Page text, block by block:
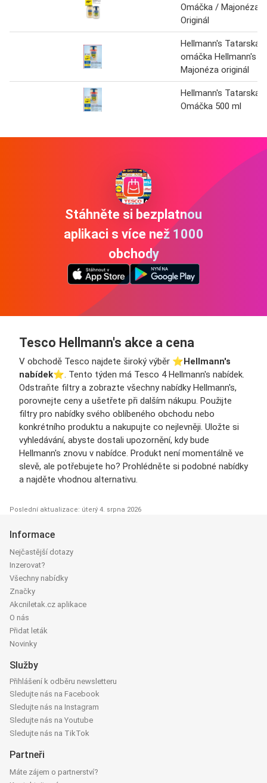
Omáčka / Majonéza
Originál
Hellmann's Tatarská
omáčka Hellmann's
Majonéza originál
Hellmann's Tatarská
Omáčka 500 ml
Stáhněte si bezplatnou
aplikaci s více než 1000
obchody
Tesco Hellmann's akce a cena
V obchodě Tesco najdete široký výběr ⭐️Hellmann's
nabídek⭐️. Tento týden má Tesco 4 Hellmann's nabídek.
Odstraňte filtry a zobrazte všechny nabídky Hellmann's,
porovnejte ceny a ušetřete při dalším nákupu. Použijte
filtry pro nabídky svého oblíbeného obchodu nebo
konkrétního produktu a nakupujte co nejlevněji. Uložte si
vyhledávání, abyste dostali upozornění, kdy bude
Hellmann's znovu v nabídce. Produkt není momentálně ve
slevě, ale potřebujete ho? Prohlédněte si podobné nabídky
a najděte vhodnou alternativu.
Poslední aktualizace: úterý 4. srpna 2026
Informace
Nejčastější dotazy
Inzerovat?
Všechny nabídky
Značky
Akcniletak.cz aplikace
O nás
Přidat leták
Novinky
Služby
Přihlášení k odběru newsletteru
Sledujte nás na Facebook
Sledujte nás na Instagram
Sledujte nás na Youtube
Sledujte nás na TikTok
Partneři
Máte zájem o partnerství?